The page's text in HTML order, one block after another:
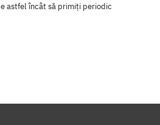
astfel încât să primiți periodic